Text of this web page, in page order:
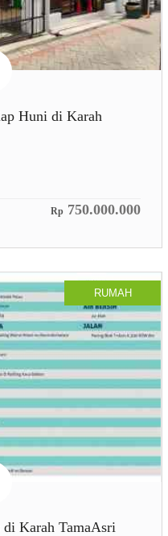
Huni di Karah
Rp 750.000.000
RUMAH
Karah TamaAsri